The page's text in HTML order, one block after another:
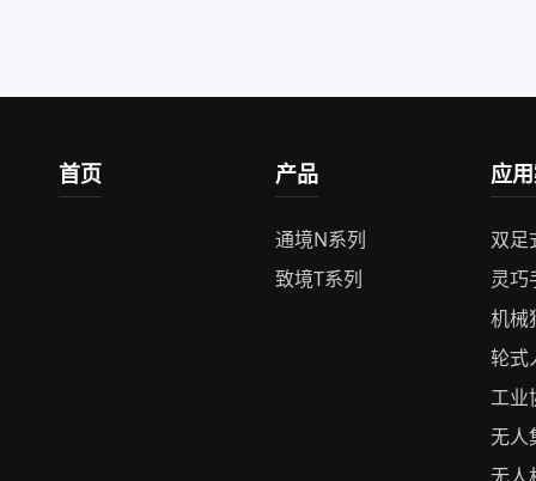
首页 产品
通境N系列
致境T系列
应
双足
灵巧
机械
轮式
工业
无人